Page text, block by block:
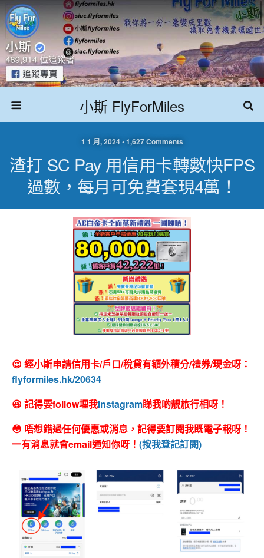
小斯 FlyForMiles
1 1 月, 2024 • 1,627 Comments
渣打 SC Pay 用信用卡轉數快FPS
過數，每月可免費套現4萬！
😍 經小斯申請信用卡/戶口/稅貸有額外積分/禮券/現金呀：
flyformiles.hk/20634
😆 記得要follow埋我Instagram睇我啲靚旅行相呀！
😳 唔想錯過任何優惠或消息，記得要訂閱我既電子報呀！
一有消息就會email通知你呀！ (按我登記訂閱)